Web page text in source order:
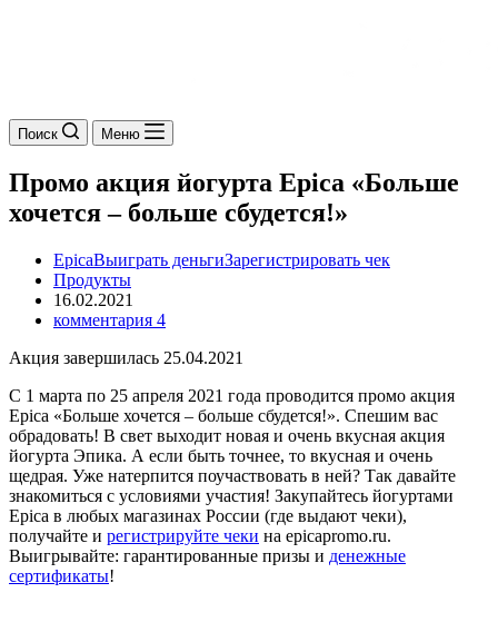
Поиск Меню
Промо акция йогурта Epica «Больше
хочется – больше сбудется!»
EpicaВыиграть деньгиЗарегистрировать чек
Продукты
16.02.2021
комментария 4
Акция завершилась 25.04.2021
С 1 марта по 25 апреля 2021 года проводится промо акция
Epica «Больше хочется – больше сбудется!». Спешим вас
обрадовать! В свет выходит новая и очень вкусная акция
йогурта Эпика. А если быть точнее, то вкусная и очень
щедрая. Уже натерпится поучаствовать в ней? Так давайте
знакомиться с условиями участия! Закупайтесь йогуртами
Epica в любых магазинах России (где выдают чеки),
получайте и регистрируйте чеки на epicapromo.ru.
Выигрывайте: гарантированные призы и денежные
сертификаты!